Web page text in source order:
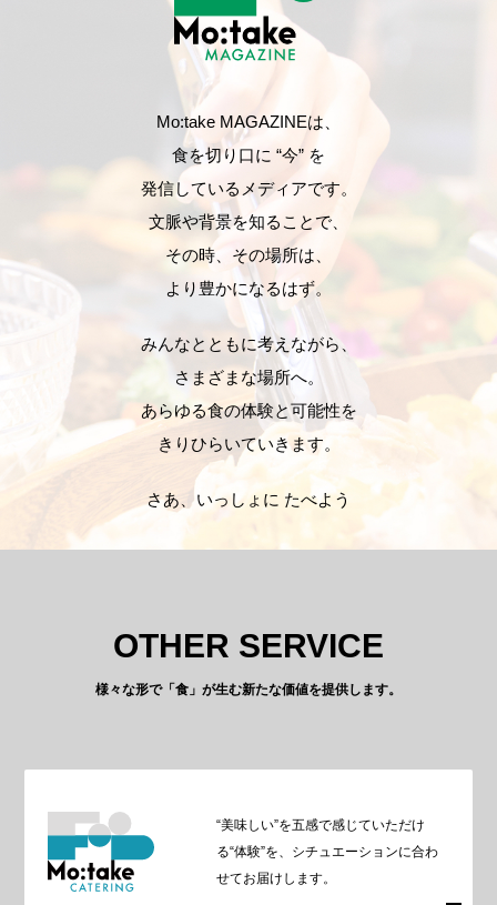
Mo:take MAGAZINEは、
食を切り口に “今” を
発信しているメディアです。
文脈や背景を知ることで、
その時、その場所は、
より豊かになるはず。
みんなとともに考えながら、
さまざまな場所へ。
あらゆる食の体験と可能性を
きりひらいていきます。
さあ、いっしょに たべよう
OTHER SERVICE
様々な形で「食」が生む新たな価値を提供します。
“美味しい”を五感で感じていただけ
る“体験”を、シチュエーションに合わ
せてお届けします。